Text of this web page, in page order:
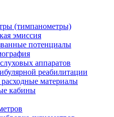
(тимпанометры)
эмиссия
потенциалы
аппаратов
реабилитации
материалы
кабины